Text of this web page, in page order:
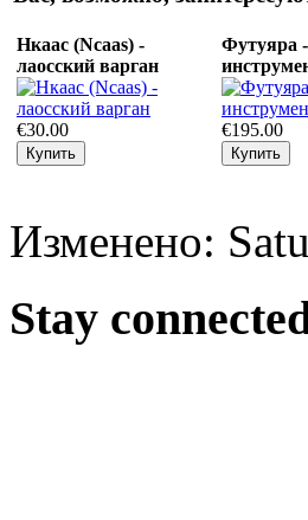
Нкаас (Ncaas) -
лаосский варган
€30.00
Футуяра
€195.00
Изменено:
Stay